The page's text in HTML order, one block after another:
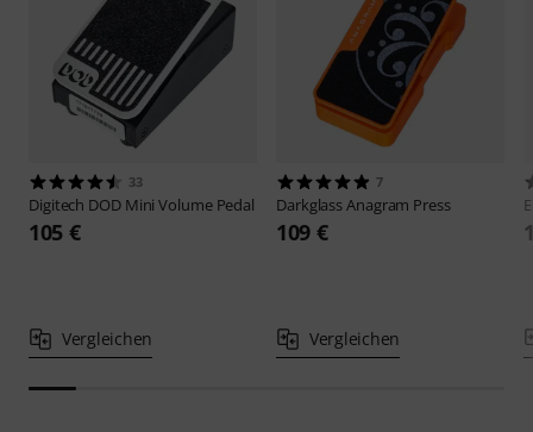
33
Digitech DOD Mini Volume Pedal
105 €
Vergleichen
7
DarkglassAnagram Press
109 €
Vergleichen